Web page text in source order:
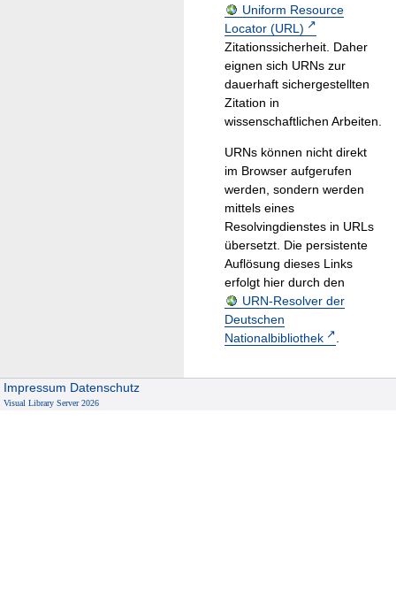
Uniform Resource
Locator (URL)
Zitationssicherheit. Daher
eignen sich URNs zur
dauerhaft sichergestellten
Zitation in
wissenschaftlichen Arbeiten.
URNs können nicht direkt
im Browser aufgerufen
werden, sondern werden
mittels eines
Resolvingdienstes in URLs
übersetzt. Die persistente
Auflösung dieses Links
erfolgt hier durch den
URN-Resolver der
Deutschen
Nationalbibliothek
.
Impressum Datenschutz
Visual Library Server 2026